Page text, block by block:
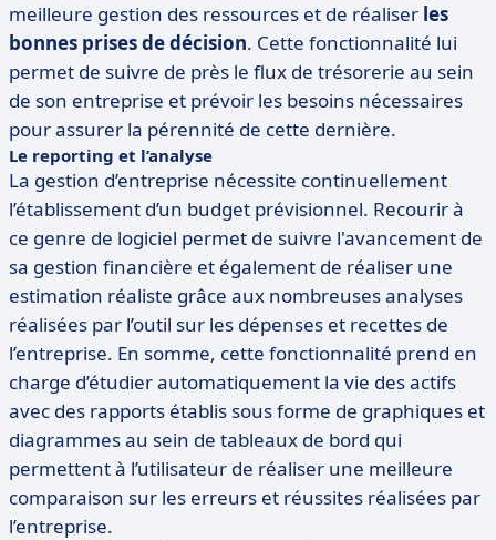
meilleure gestion des ressources et de réaliser les
bonnes prises de décision. Cette fonctionnalité lui
permet de suivre de près le flux de trésorerie au sein
de son entreprise et prévoir les besoins nécessaires
pour assurer la pérennité de cette dernière.
Le reporting et l’analyse
La gestion d’entreprise nécessite continuellement
l’établissement d’un budget prévisionnel. Recourir à
ce genre de logiciel permet de suivre l'avancement de
sa gestion financière et également de réaliser une
estimation réaliste grâce aux nombreuses analyses
réalisées par l’outil sur les dépenses et recettes de
l’entreprise. En somme, cette fonctionnalité prend en
charge d’étudier automatiquement la vie des actifs
avec des rapports établis sous forme de graphiques et
diagrammes au sein de tableaux de bord qui
permettent à l’utilisateur de réaliser une meilleure
comparaison sur les erreurs et réussites réalisées par
l’entreprise.